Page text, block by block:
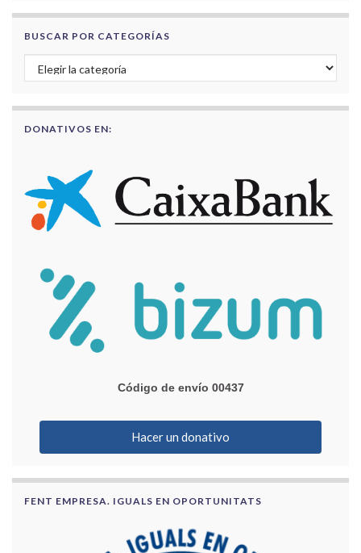
BUSCAR POR CATEGORÍAS
Buscar por categorías
DONATIVOS EN:
Código de envío 00437
Hacer un donativo
FENT EMPRESA. IGUALS EN OPORTUNITATS